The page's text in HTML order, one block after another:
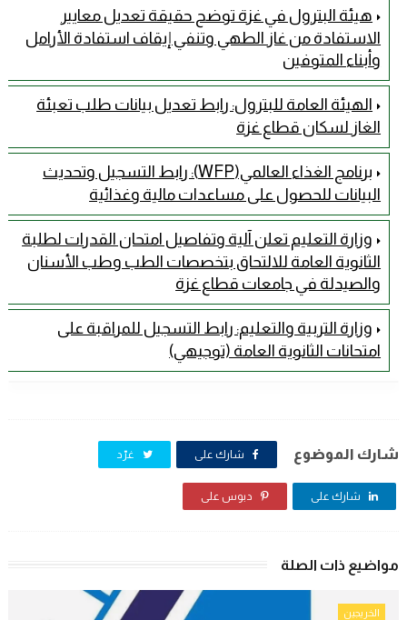
هيئة البترول في غزة توضح حقيقة تعديل معايير
الاستفادة من غاز الطهي وتنفي إيقاف استفادة الأرامل
وأبناء المتوفين
الهيئة العامة للبترول: رابط تعديل بيانات طلب تعبئة
الغاز لسكان قطاع غزة
برنامج الغذاء العالمي(WFP): رابط التسجيل وتحديث
البيانات للحصول على مساعدات مالية وغذائية
وزارة التعليم تعلن آلية وتفاصيل امتحان القدرات لطلبة
الثانوية العامة للالتحاق بتخصصات الطب وطب الأسنان
والصيدلة في جامعات قطاع غزة
وزارة التربية والتعليم: رابط التسجيل للمراقبة على
امتحانات الثانوية العامة (توجيهي)
شارك الموضوع شارك على غرّد
شارك على دبوس على
مواضيع ذات الصلة
الخريجين